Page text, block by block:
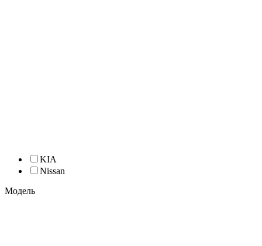
KIA
Nissan
Модель